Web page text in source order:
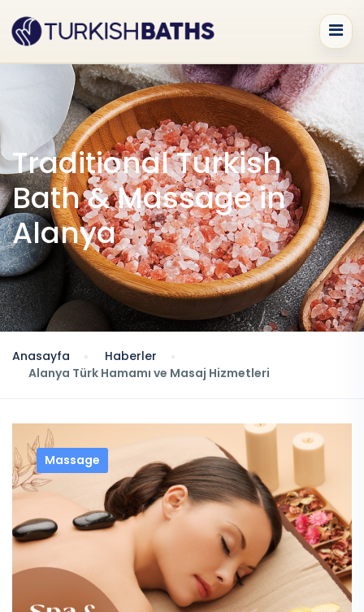
Traditional Turkish
Bath & Massage in
Alanya
Anasayfa
Haberler
Alanya Türk Hamamı ve Masaj Hizmetleri
Massage